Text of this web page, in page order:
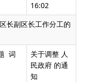
16:02
长副区长工作分工的
词
关于调整 人
民政府 的通
知